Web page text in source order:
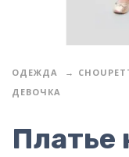
ОДЕЖДА
ДЕВОЧКА
Платье